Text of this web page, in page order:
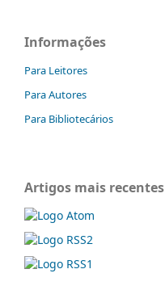
Informações
Para Leitores
Para Autores
Para Bibliotecários
Artigos mais recentes